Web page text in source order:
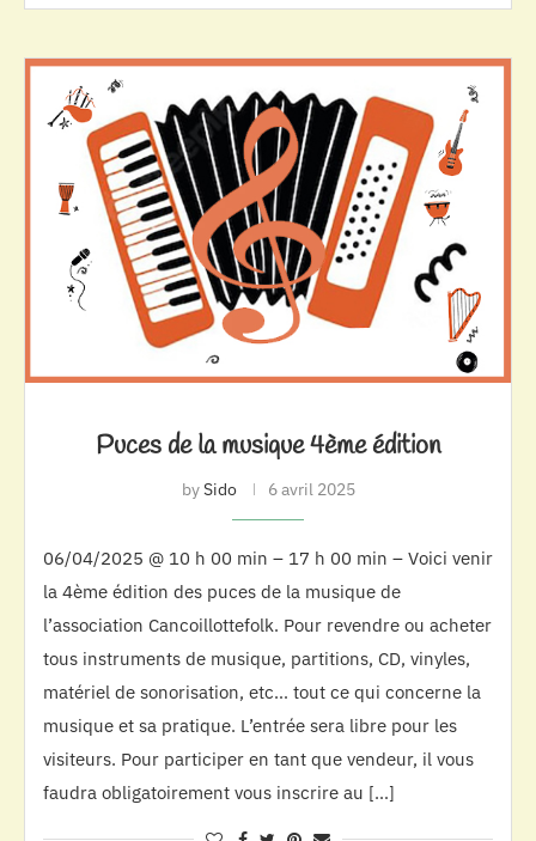
Puces de la musique 4ème édition
bySido 6 avril 2025
06/04/2025 @ 10 h 00 min – 17 h 00 min – Voici venir
la 4ème édition des puces de la musique de
l’association Cancoillottefolk. Pour revendre ou acheter
tous instruments de musique, partitions, CD, vinyles,
matériel de sonorisation, etc… tout ce qui concerne la
musique et sa pratique. L’entrée sera libre pour les
visiteurs. Pour participer en tant que vendeur, il vous
faudra obligatoirement vous inscrire au […]